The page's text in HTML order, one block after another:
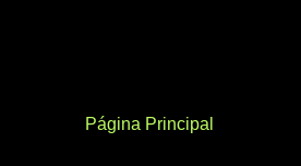
Página Principal